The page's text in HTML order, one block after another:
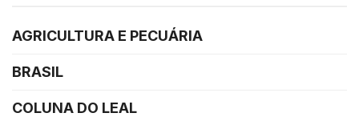
AGRICULTURA E PECUÁRIA
BRASIL
COLUNA DO LEAL